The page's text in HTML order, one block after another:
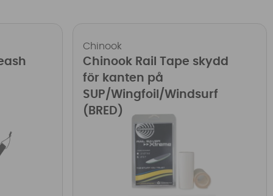
Chinook
Chinook Rail Tape skydd
för kanten på
SUP/Wingfoil/Windsurf
(BRED)